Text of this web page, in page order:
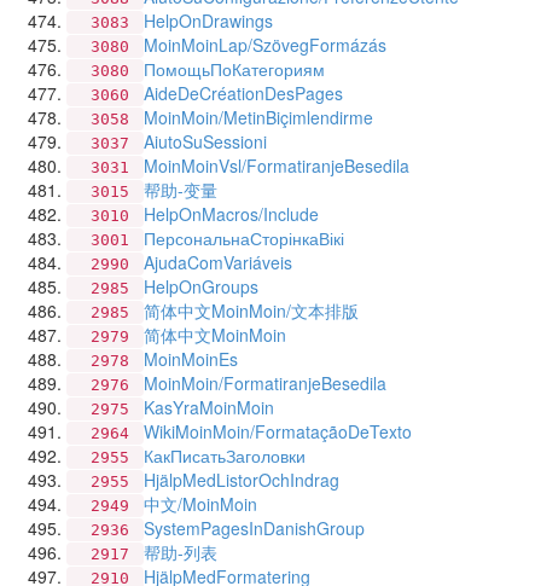
3083 HelpOnDrawings
3080 MoinMoinLap/SzövegFormázás
3080 ПомощьПоКатегориям
3060 AideDeCréationDesPages
3058 MoinMoin/MetinBiçimlendirme
3037 AiutoSuSessioni
3031 MoinMoinVsl/FormatiranjeBesedila
3015 帮助-变量
3010 HelpOnMacros/Include
3001 ПерсональнаСторінкаВікі
2990 AjudaComVariáveis
2985 HelpOnGroups
2985 简体中文MoinMoin/文本排版
2979 简体中文MoinMoin
2978 MoinMoinEs
2976 MoinMoin/FormatiranjeBesedila
2975 KasYraMoinMoin
2964 WikiMoinMoin/FormataçãoDeTexto
2955 КакПисатьЗаголовки
2955 HjälpMedListorOchIndrag
2949 中文/MoinMoin
2936 SystemPagesInDanishGroup
2917 帮助-列表
2910 HjälpMedFormatering